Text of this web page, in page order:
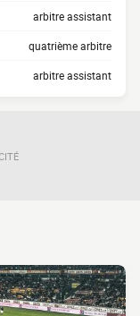
arbitre assistant
quatrième arbitre
arbitre assistant